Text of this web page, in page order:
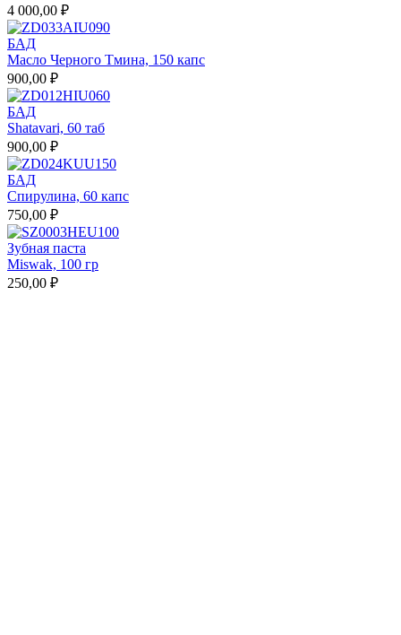
4 000,00 ₽
БАД
Масло Черного Тмина, 150 капс
900,00 ₽
БАД
Shatavari, 60 таб
900,00 ₽
БАД
Спирулина, 60 капс
750,00 ₽
Зубная паста
Miswak, 100 гр
250,00 ₽